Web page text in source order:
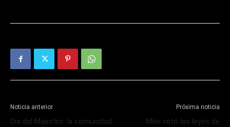
Noticia anterior
Día del Maestro: la comunidad
Próxima noticia
Milei vetó las leyes de